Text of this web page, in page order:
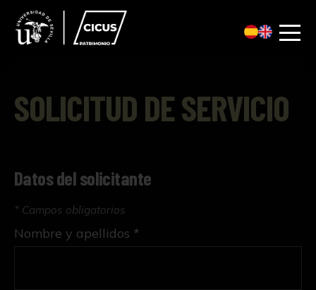
SOLICITUD DE SERVICIO
Datos del solicitante
* Campos obligatorios
Nombre y apellidos *